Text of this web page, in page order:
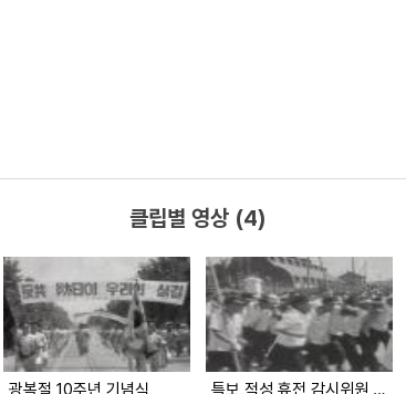
클립별 영상 (4)
광복절 10주년 기념식 특보,적성 휴전 감시위원 축출 국민데모